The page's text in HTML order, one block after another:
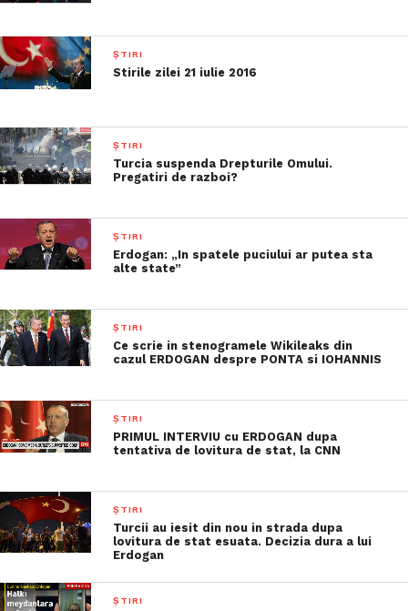
ȘTIRI
Stirile zilei 21 iulie 2016
ȘTIRI
Turcia suspenda Drepturile Omului.
Pregatiri de razboi?
ȘTIRI
Erdogan: „In spatele puciului ar putea sta
alte state”
ȘTIRI
Ce scrie in stenogramele Wikileaks din
cazul ERDOGAN despre PONTA si IOHANNIS
ȘTIRI
PRIMUL INTERVIU cu ERDOGAN dupa
tentativa de lovitura de stat, la CNN
ȘTIRI
Turcii au iesit din nou in strada dupa
lovitura de stat esuata. Decizia dura a lui
Erdogan
ȘTIRI